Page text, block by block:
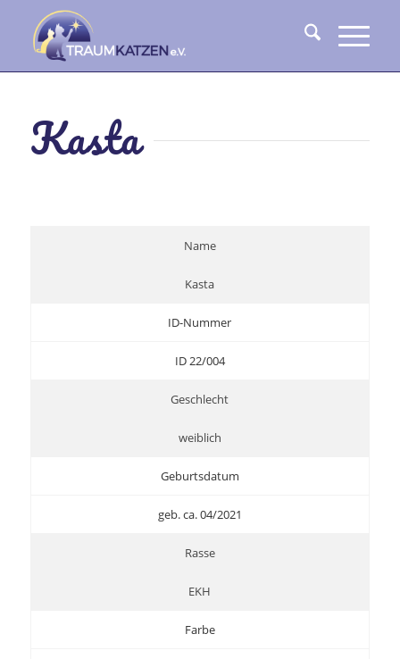
Kasta
Name
Kasta
ID-Nummer
ID 22/004
Geschlecht
weiblich
Geburtsdatum
geb. ca. 04/2021
Rasse
EKH
Farbe